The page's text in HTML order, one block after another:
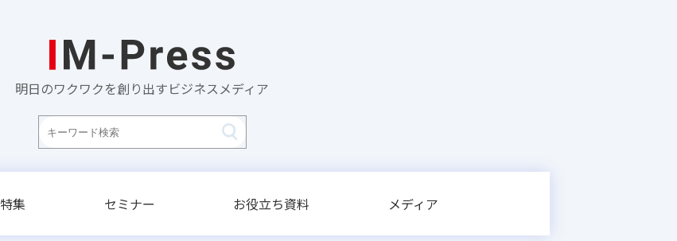
明日のワクワクを創り出すビジネスメディア
特集 セミナー お役立ち資料 メディア